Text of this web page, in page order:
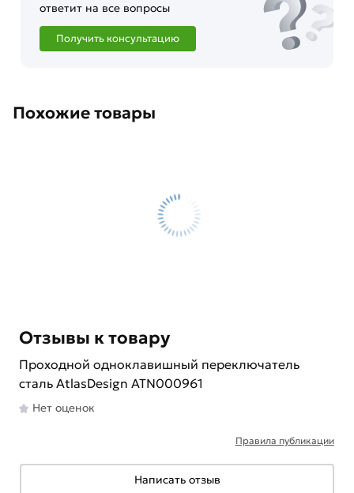
ответит на все вопросы
Получить консультацию
Похожие товары
Отзывы к товару
Проходной одноклавишный переключатель
сталь AtlasDesign ATN000961
Нет оценок
Правила публикации
Написать отзыв